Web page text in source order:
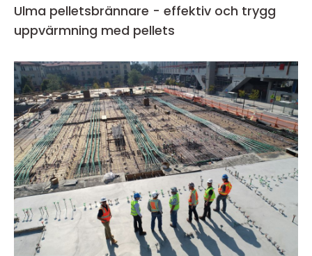
Ulma pelletsbrännare - effektiv och trygg
uppvärmning med pellets